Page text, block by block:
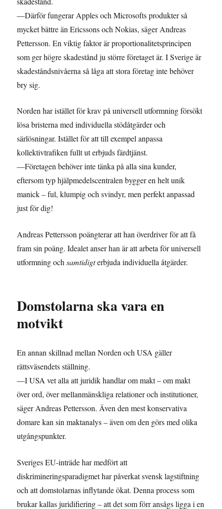
—Därför fungerar Apples och Microsofts produkter så
mycket bättre än Ericssons och Nokias, säger Andreas
Pettersson. En viktig faktor är proportionalitetsprincipen
som ger högre skadestånd ju större företaget är. I Sverige är
skadeståndsnivåerna så låga att stora företag inte behöver
bry sig.
Norden har istället för krav på universell utformning försökt
lösa bristerna med individuella stödåtgärder och
särlösningar. Istället för att till exempel anpassa
kollektivtrafiken fullt ut erbjuds färdtjänst.
—Företagen behöver inte tänka på alla sina kunder,
eftersom typ hjälpmedelscentralen bygger en helt unik
manick – ful, klumpig och svindyr, men perfekt anpassad
just för dig!
Andreas Pettersson poängterar att han överdriver för att få
fram sin poäng. Idealet anser han är att arbeta för universell
utformning ochsamtidigterbjuda individuella åtgärder.
Domstolarna ska vara en
motvikt
En annan skillnad mellan Norden och USA gäller
rättsväsendets ställning.
—I USA vet alla att juridik handlar om makt – om makt
över ord, över mellanmänskliga relationer och institutioner,
säger Andreas Pettersson. Även den mest konservativa
domare kan sin maktanalys – även om den görs med olika
utgångspunkter.
Sveriges EU-inträde har medfört att
diskrimineringsparadigmet har påverkat svensk lagstiftning
och att domstolarnas inflytande ökat. Denna process som
brukar kallas juridifiering – att det som förr ansågs ligga i en